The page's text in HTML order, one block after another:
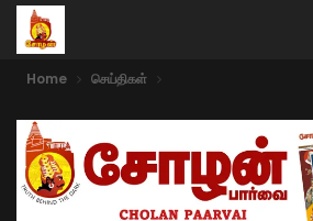
Home செய்திகள்